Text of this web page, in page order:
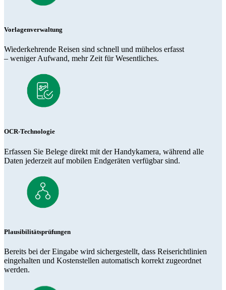
Vorlagenverwaltung
Wiederkehrende Reisen sind schnell und mühelos erfasst
– weniger Aufwand, mehr Zeit für Wesentliches.
OCR-Technologie
Erfassen Sie Belege direkt mit der Handykamera, während alle
Daten jederzeit auf mobilen Endgeräten verfügbar sind.
Plausibilitätsprüfungen
Bereits bei der Eingabe wird sichergestellt, dass Reiserichtlinien
eingehalten und Kostenstellen automatisch korrekt zugeordnet
werden.